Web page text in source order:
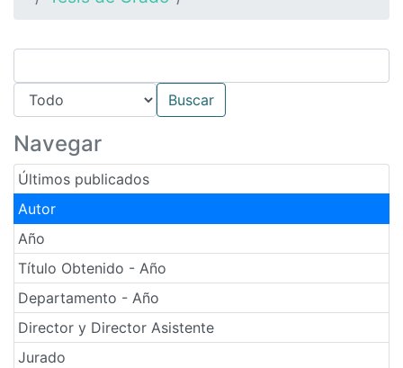
Navegar
Últimos publicados
Autor
Año
Título Obtenido - Año
Departamento - Año
Director y Director Asistente
Jurado